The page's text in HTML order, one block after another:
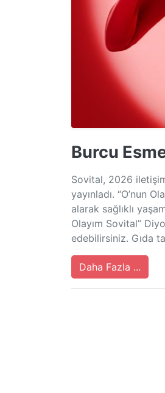
Burcu
Sovital, 2026
yayınladı. “O’nun
alarak sağlıklı
Olayım Sovital”
edebilirsiniz. Gıda
Daha Fazla ...